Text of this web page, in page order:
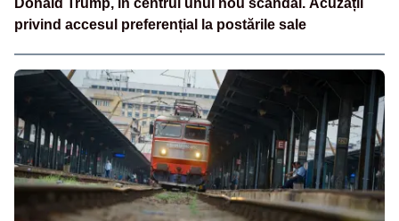
Donald Trump, în centrul unui nou scandal. Acuzații
privind accesul preferențial la postările sale